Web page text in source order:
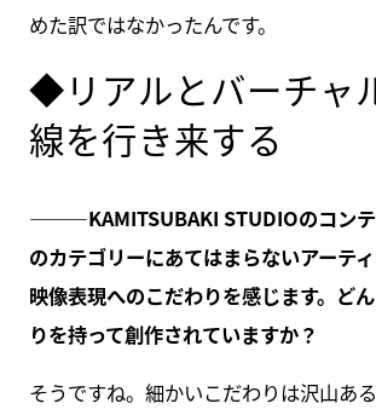
めた訳ではなかったんです。
◆リアルとバーチャ
線を行き来する
———KAMITSUBAKI STUDIOのコン
のカテゴリーにあてはまらないアーテ
映像表現へのこだわりを感じます。ど
りを持って創作されていますか？
そうですね。細かいこだわりは沢山あ